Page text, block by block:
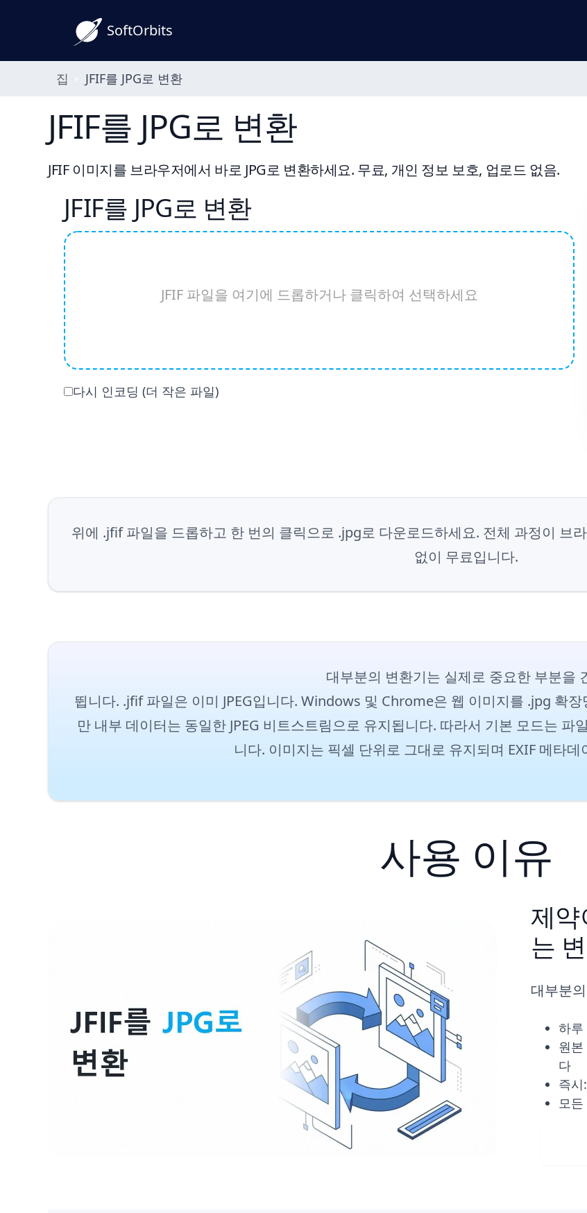
SoftOrbits
집 JFIF를 JPG로 변환
JFIF를 JPG로 변환
JFIF 이미지를 브라우저에서 바로 JPG로 변환하세요. 무료, 개인 정보 보호, 업로드 없음.
JFIF를 JPG로 변환
JFIF 파일을 여기에 드롭하거나 클릭하여 선택하세요
다시 인코딩 (더 작은 파일)
위에 .jfif 파일을 드롭하고 한 번의 클릭으로 .jpg로 다운로드하세요. 전체 과정이 브
없이 무료입니다.
대부분의 변환기는 실제로 중요한 부분을
뜁니다. .jfif 파일은 이미 JPEG입니다. Windows 및 Chrome은 웹 이미지를 .jpg 확
만 내부 데이터는 동일한 JPEG 비트스트림으로 유지됩니다. 따라서 기본 모드는
니다. 이미지는 픽셀 단위로 그대로 유지되며 EXIF 메타
사용 이유
제약
는
대부분
하루
원
다
즉
모